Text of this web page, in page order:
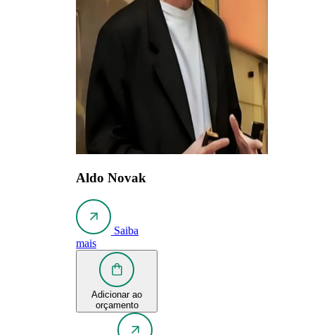
Aldo Novak
Saiba
mais
Adicionar ao
orçamento